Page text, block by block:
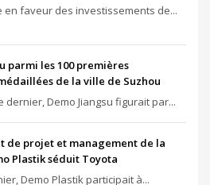
en faveur des investissements de...
parmi les 100 premières
de la ville de Suzhou
dernier, Demo Jiangsu figurait par...
de projet et management de la
Plastik séduit Toyota
Demo Plastik participait à...